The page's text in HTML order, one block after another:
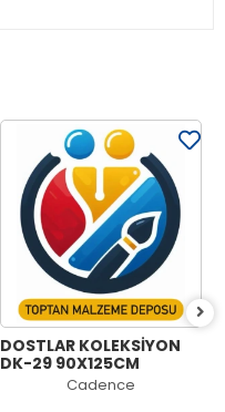
DOSTLAR KOLEKSİYON
DK-29 90X125CM
Cadence